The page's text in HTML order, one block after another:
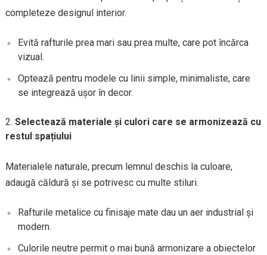
completeze designul interior.
Evită rafturile prea mari sau prea multe, care pot încărca
vizual.
Optează pentru modele cu linii simple, minimaliste, care
se integrează ușor în decor.
Selectează materiale și culori care se armonizează cu
restul spațiului
Materialele naturale, precum lemnul deschis la culoare,
adaugă căldură și se potrivesc cu multe stiluri.
Rafturile metalice cu finisaje mate dau un aer industrial și
modern.
Culorile neutre permit o mai bună armonizare a obiectelor